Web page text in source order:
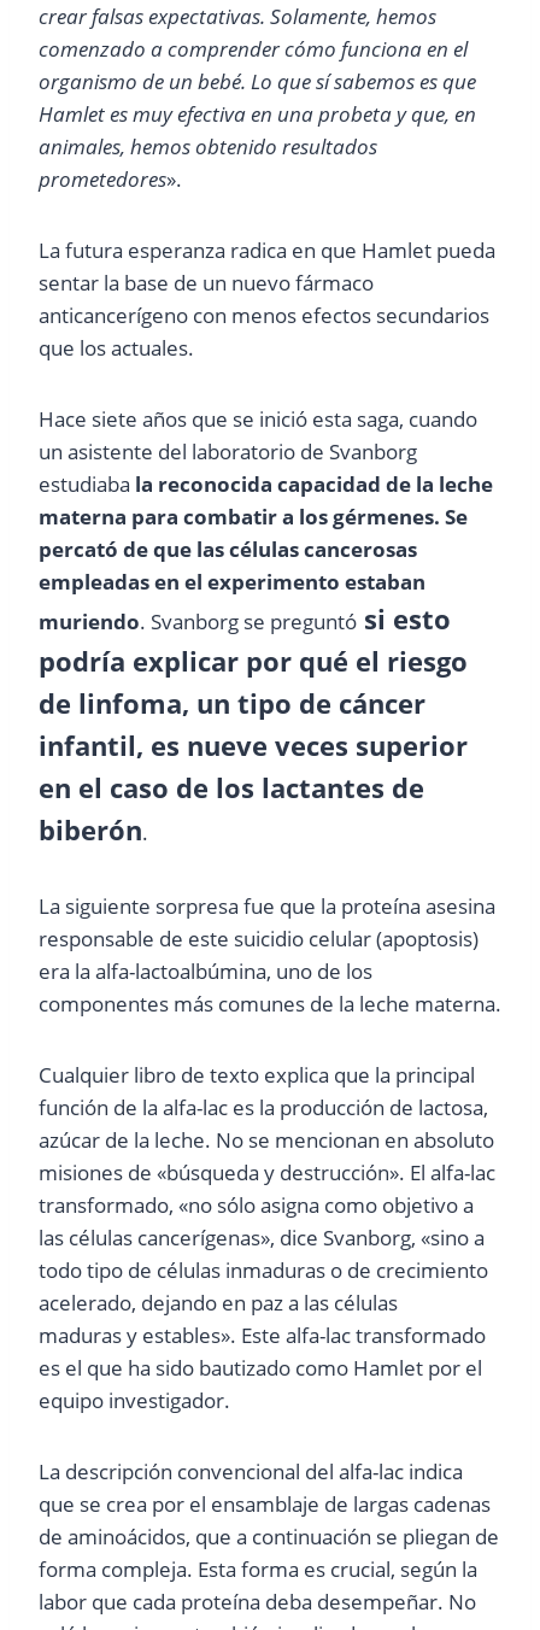
crear falsas expectativas. Solamente, hemos
comenzado a comprendercómo funciona en el
organismo de un bebé. Lo que sí sabemos es que
Hamlet esmuy efectiva en una probeta y que, en
animales, hemos obtenido resultados
prometedores».
La futura esperanza radica en que Hamlet pueda
sentar la base de un nuevo fármaco
anticancerígeno con menos efectos secundarios
que los actuales.
Hace siete años que se inició esta saga, cuando
un asistente del laboratorio de Svanborg
estudiaba la reconocida capacidad de la leche
materna para combatir a los gérmenes. Se
percató de que las células cancerosas
empleadas en el experimento estaban
muriendo. Svanborg se preguntó si esto
podría explicar por qué el riesgo
de linfoma, un tipo de cáncer
infantil, es nueve veces superior
en el caso de los lactantes de
biberón.
La siguiente sorpresa fue que la proteína asesina
responsable de este suicidio celular (apoptosis)
era la alfa-lactoalbúmina, uno de los
componentes más comunes de la leche materna.
Cualquier libro de texto explica que la principal
función de la alfa-lac es la producción de lactosa,
azúcar de la leche. No se mencionan en absoluto
misiones de «búsqueda y destrucción». El alfa-lac
transformado, «no sólo asigna como objetivo a
las células cancerígenas», dice Svanborg, «sino a
todo tipo de células inmaduras o de crecimiento
acelerado, dejando en paz a las células
maduras y estables». Este alfa-lac transformado
es el que ha sido bautizado como Hamlet por el
equipo investigador.
La descripción convencional del alfa-lac indica
que se crea por el ensamblaje de largas cadenas
de aminoácidos, que a continuación se pliegan de
forma compleja. Esta forma es crucial, según la
labor que cada proteína deba desempeñar. No